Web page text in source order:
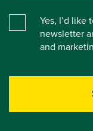
Yes, I’d like
newsletter
and